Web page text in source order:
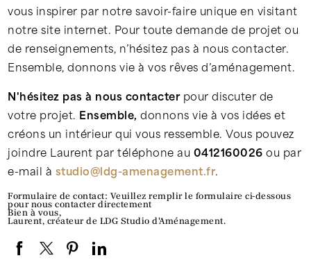
vous inspirer par notre savoir-faire unique en visitant
notre site internet. Pour toute demande de projet ou
de renseignements, n’hésitez pas à nous contacter.
Ensemble, donnons vie à vos rêves d’aménagement.
N'hésitez pas à nous contacter pour discuter de
votre projet. Ensemble, donnons vie à vos idées et
créons un intérieur qui vous ressemble. Vous pouvez
joindre Laurent par téléphone au 0412160026 ou par
e-mail à studio@ldg-amenagement.fr.
Formulaire de contact: Veuillez remplir le formulaire ci-dessous
pour nous contacter directement
Bien à vous,
Laurent, créateur de LDG Studio d'Aménagement.